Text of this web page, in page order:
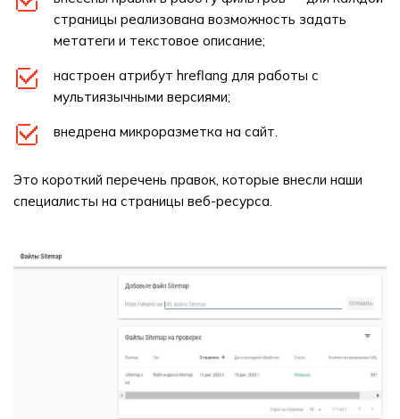
страницы реализована возможность задать
метатеги и текстовое описание;
настроен атрибут hreflang для работы с
мультиязычными версиями;
внедрена микроразметка на сайт.
Это короткий перечень правок, которые внесли наши
специалисты на страницы веб-ресурса.